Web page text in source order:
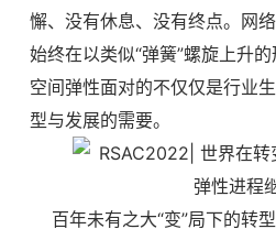
懈、没有休息、没有终点。网
始终在以类似“弹簧”螺旋上升
空间弹性面对的不仅仅是行业
型与发展的需要。
百年未有之大“变”局下的转